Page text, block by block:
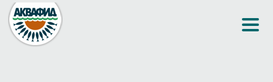
Перейти к основному содержанию